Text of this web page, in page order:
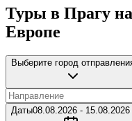
Туры в Прагу на
Европе
Выберите город
Даты08.08.2026 - 15.08.2026